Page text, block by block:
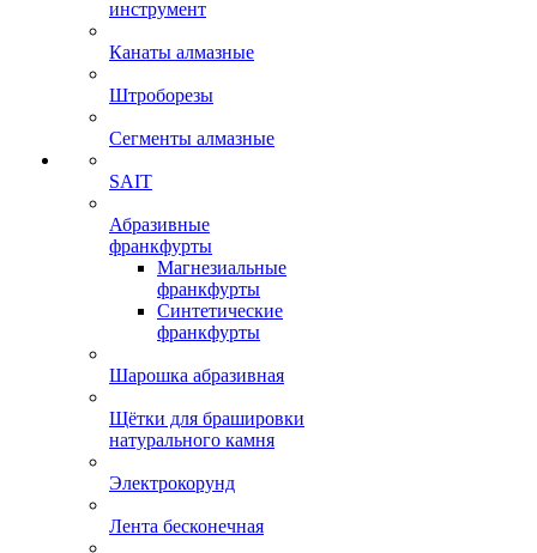
инструмент
Канаты алмазные
Штроборезы
Сегменты алмазные
SAIT
Абразивные
франкфурты
Магнезиальные
франкфурты
Синтетические
франкфурты
Шарошка абразивная
Щётки для брашировки
натурального камня
Электрокорунд
Лента бесконечная